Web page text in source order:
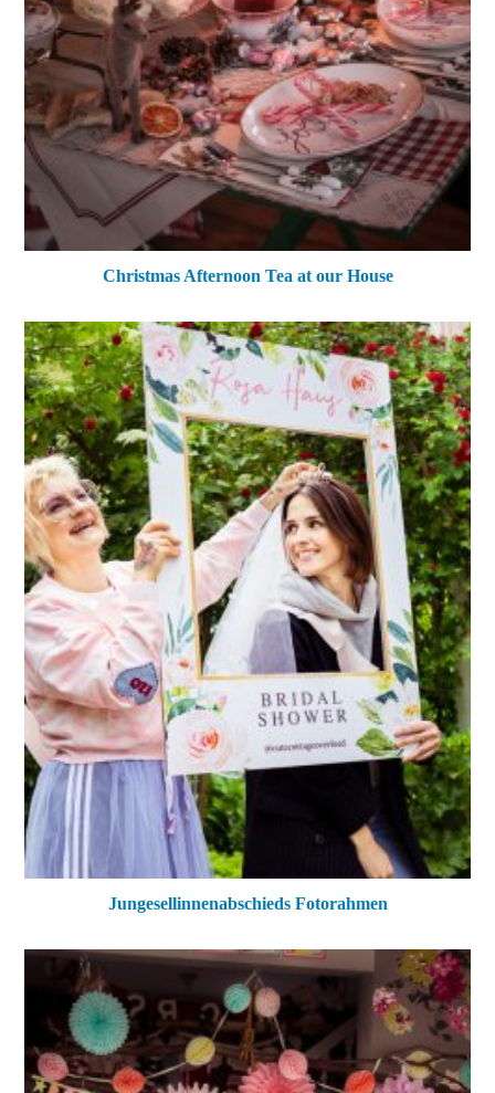
Christmas Afternoon Tea at our House
Jungesellinnenabschieds Fotorahmen